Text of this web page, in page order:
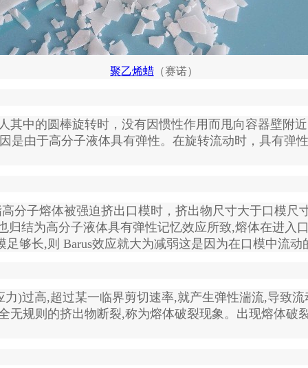
聚乙烯蜡 （赛诺）
的圆棒旋转时，没有因惯性作用而甩向容器壁附近
是由于高分子液体具有弹性。在旋转流动时，具有
子熔体被强迫挤出口模时，挤出物尺寸大于口模尺
归结为高分子液体具有弹性记忆效应所致,熔体在进入
够长,则 Barus效应就大为减弱这是因为在口模中流
高,超过某一临界剪切速率,就产生弹性湍流,导致流
无规则的挤出物断裂,称为熔体破裂现象。出现熔体